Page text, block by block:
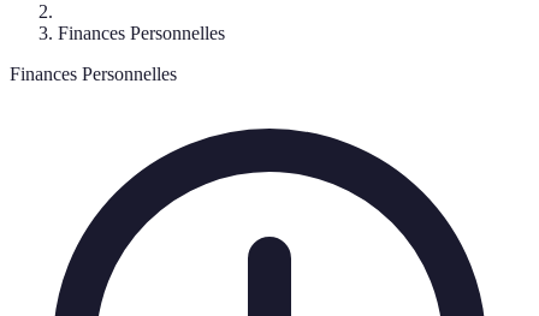
Finances Personnelles
Finances Personnelles